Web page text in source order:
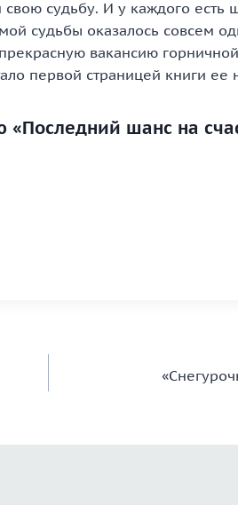
судьбу. И у каждого есть
судьбы оказалось совсем
вакансию
первой страницей книги ее
«Последний шанс на